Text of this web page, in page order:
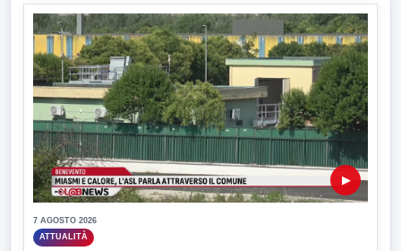
▶
7 AGOSTO 2026
ATTUALITÀ